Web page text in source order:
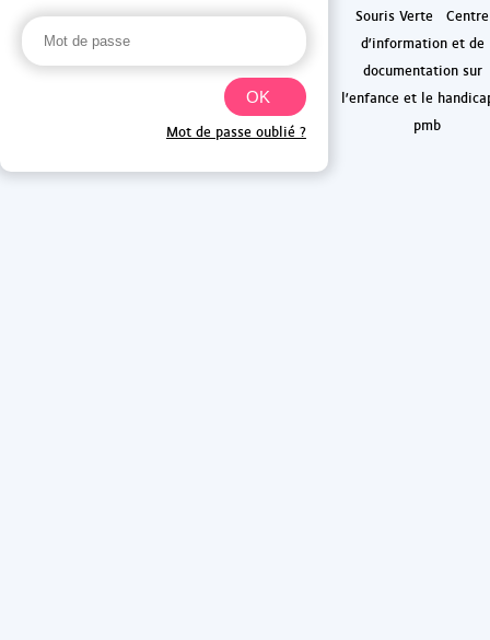
Souris Verte
Centre
d'information et de
documentation sur
l'enfance et le
pmb
Mot de passe oublié ?